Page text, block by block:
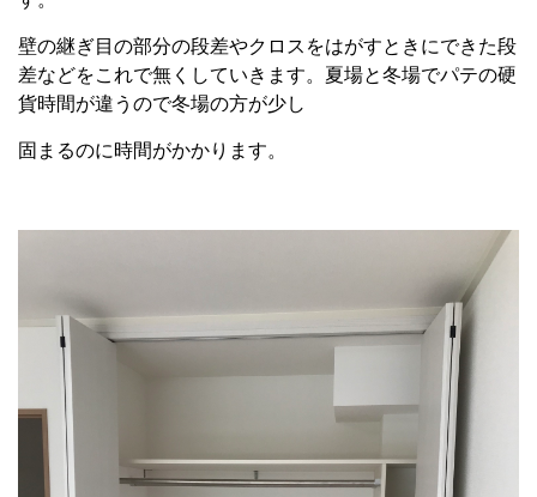
壁の継ぎ目の部分の段差やクロスをはがすときにできた段
差などをこれで無くしていきます。夏場と冬場でパテの硬
貨時間が違うので冬場の方が少し
固まるのに時間がかかります。